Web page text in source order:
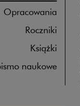
Opracowania
Roczniki
Książki
naukowe